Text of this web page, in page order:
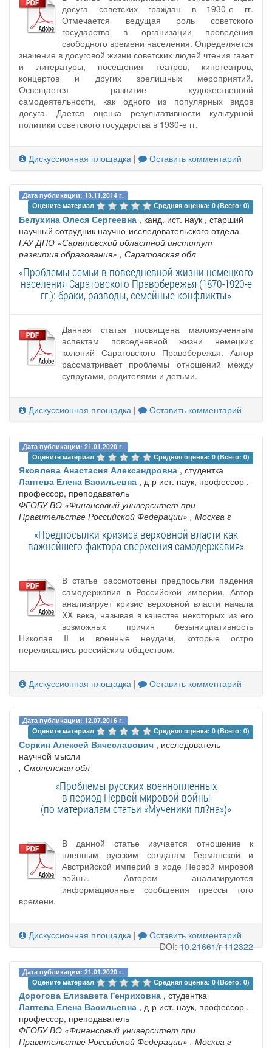
досуга советских граждан в 1930-е гг.
Отмечается ведущая роль советского
государства в организации проведения
свободного времени населения. Определяется
значение в досуговой жизни советских людей чтения газет
и литературы, посещения театров, кинотеатров,
концертов и других зрелищных мероприятий.
Освещается развитие художественной
самодеятельности, как одного из популярных видов
досуга. Дается оценка результативности культурной
политики советского государства в 1930-е гг.
Дискуссионная площадка | Оставить комментарий
Дата публикации: 13.11.2014 г.
Оцените материал
Средняя оценка: 0 (Всего: 0)
Белухина Олеся Сергеевна , канд. ист. наук , старший
научный сотрудник научно-исследовательского отдела
ГАУ ДПО «Саратовский областной институт
развития образования» , Саратовская обл
«Проблемы семьи в повседневной жизни немецкого
населения Саратовского Правобережья (1870-1920-е
гг.): браки, разводы, семейные конфликты»
Данная статья посвящена малоизученным
аспектам повседневной жизни немецких
колоний Саратовского Правобережья. Автор
рассматривает проблемы отношений между
супругами, родителями и детьми.
Дискуссионная площадка | Оставить комментарий
Дата публикации: 21.01.2020 г.
Оцените материал
Средняя оценка: 0 (Всего: 0)
Яковлева Анастасия Александровна , студентка
Лаптева Елена Васильевна , д-р ист. наук, профессор ,
профессор, преподаватель
ФГОБУ ВО «Финансовый университет при
Правительстве Российской Федерации» , Москва г
«Предпосылки кризиса верховной власти как
важнейшего фактора свержения самодержавия»
В статье рассмотрены предпосылки падения
самодержавия в Российской империи. Автор
анализирует кризис верховной власти начала
XX века, называя в качестве некоторых из его
возможных причин безынициативность
Николая II и военные неудачи, которые остро
переживались российским обществом.
Дискуссионная площадка | Оставить комментарий
Дата публикации: 12.07.2016 г.
Оцените материал
Средняя оценка: 0 (Всего: 0)
Соркин Алексей Вячеславович , исследователь
научной мысли
, Смоленская обл
«Проблемы русских военнопленных
в период Первой мировой войны
(по материалам статьи «Мученики пл?на»)»
В данной статье изучается отношение к
пленным русским солдатам Германской и
Австрийской империй в ходе Первой мировой
войны. Автором анализируются
информационные сообщения прессы того
времени.
Дискуссионная площадка |
Оставить комментарий
DOI:10.21661/r-112322
Дата публикации: 21.01.2020 г.
Оцените материал
Средняя оценка: 0 (Всего: 0)
Дорогова Елизавета Генриховна , студентка
Лаптева Елена Васильевна , д-р ист. наук, профессор ,
профессор, преподаватель
ФГОБУ ВО «Финансовый университет при
Правительстве Российской Федерации» , Москва г